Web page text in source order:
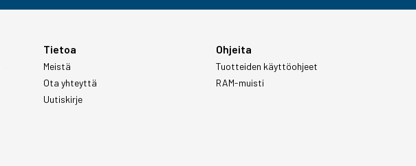
Tietoa
Meistä
Ota yhteyttä
Uutiskirje
Ohjeita
Tuotteiden käyttöohjeet
RAM-muisti